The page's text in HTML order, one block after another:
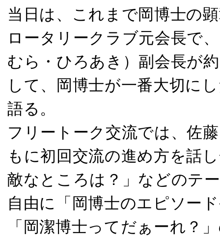
当日は、これまで岡博士の
ロータリークラブ元会長で
むら・ひろあき）副会長が
して、岡博士が一番大切に
語る。
フリートーク交流では、佐
もに初回交流の進め方を話
敵なところは？」などのテ
自由に「岡博士のエピソー
「岡潔博士ってだぁーれ？